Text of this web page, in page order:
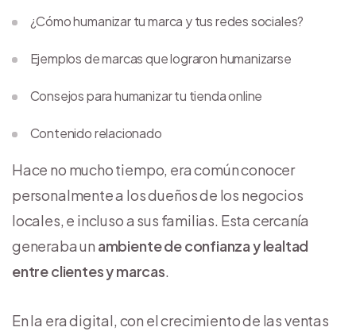
Hace no mucho tiempo, era común conocer
personalmente a los dueños de los negocios
locales, e incluso a sus familias. Esta cercanía
generaba un ambiente de confianza y lealtad
entre clientes y marcas.
En la era digital, con el crecimiento de las ventas
¿Cómo humanizar tu marca y tus redes sociales?
Ejemplos de marcas que lograron humanizarse
Consejos para humanizar tu tienda online
Contenido relacionado